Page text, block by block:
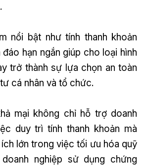
nổi bật như tính thanh khoản
hạn ngắn giúp cho loại hình
trở thành sự lựa chọn an toàn
cá nhân và tổ chức.
mại không chỉ hỗ trợ doanh
duy trì tính thanh khoản mà
lớn trong việc tối ưu hóa quỹ
nghiệp sử dụng chứng